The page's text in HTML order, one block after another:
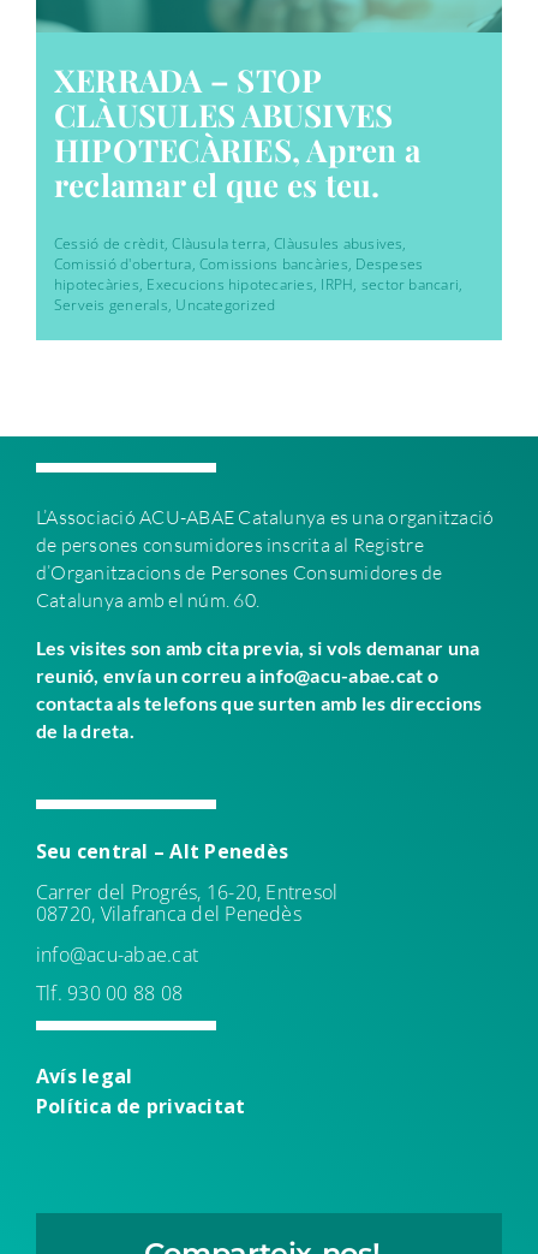
XERRADA – STOP
CLÀUSULES ABUSIVES
HIPOTECÀRIES, Apren a
reclamar el que es teu.
Cessió de crèdit,Clàusula terra,Clàusules abusives,
Comissió d'obertura,Comissions bancàries, Despeses
hipotecàries, Execucions hipotecaries, IRPH, sector bancari,
Serveis generals, Uncategorized
L’Associació ACU-ABAE Catalunya es una organització
de persones consumidores inscrita al Registre
d’Organitzacions de Persones Consumidores de
Catalunya amb el núm. 60.
Les visites son amb cita previa, si vols demanar una
reunió, envía un correu a info@acu-abae.cat o
contacta als telefons que surten amb les direccions
de la dreta.
Seu central – Alt Penedès
Carrer del Progrés, 16-20, Entresol
08720, Vilafranca del Penedès
info@acu-abae.cat
Tlf. 930 00 88 08
Avís legal
Política de privacitat